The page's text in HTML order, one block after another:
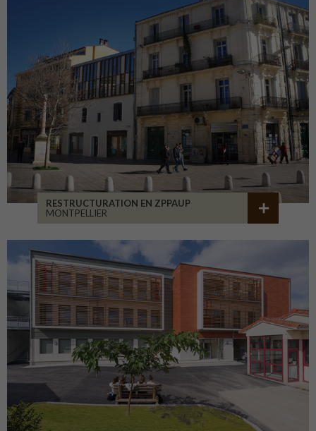
RESTRUCTURATION EN ZPPAUP
MONTPELLIER